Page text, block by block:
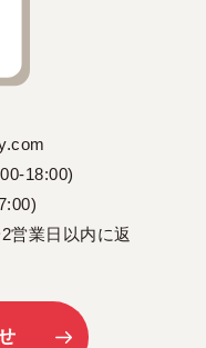
18:00)
営業日以内に返